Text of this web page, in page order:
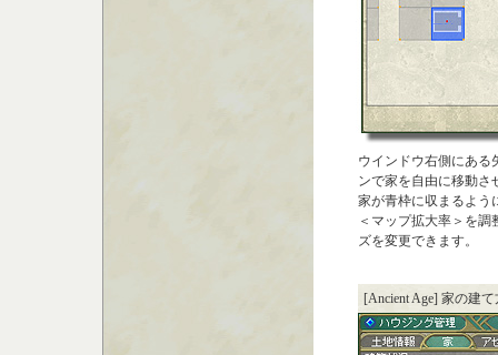
ウインドウ右側にある
ンで家を自由に移動さ
家が青枠に収まるよう
＜マップ拡大率＞を
ズを変更できます。
[Ancient Age] 家の建て